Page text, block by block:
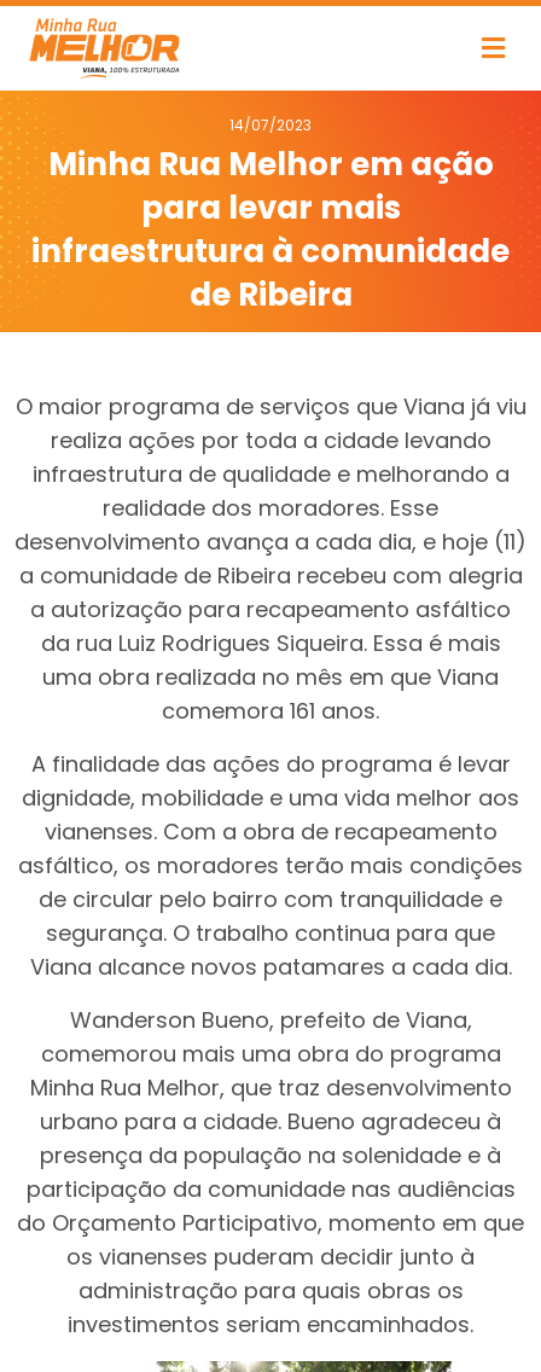
14/07/2023
Minha Rua Melhor em ação
para levar mais
infraestrutura à comunidade
de Ribeira
O maior programa de serviços que Viana já viu
realiza ações por toda a cidade levando
infraestrutura de qualidade e melhorando a
realidade dos moradores. Esse
desenvolvimento avança a cada dia, e hoje (11)
a comunidade de Ribeira recebeu com alegria
a autorização para recapeamento asfáltico
da rua Luiz Rodrigues Siqueira. Essa é mais
uma obra realizada no mês em que Viana
comemora 161 anos.
A finalidade das ações do programa é levar
dignidade, mobilidade e uma vida melhor aos
vianenses. Com a obra de recapeamento
asfáltico, os moradores terão mais condições
de circular pelo bairro com tranquilidade e
segurança. O trabalho continua para que
Viana alcance novos patamares a cada dia.
Wanderson Bueno, prefeito de Viana,
comemorou mais uma obra do programa
Minha Rua Melhor, que traz desenvolvimento
urbano para a cidade. Bueno agradeceu à
presença da população na solenidade e à
participação da comunidade nas audiências
do Orçamento Participativo, momento em que
os vianenses puderam decidir junto à
administração para quais obras os
investimentos seriam encaminhados.